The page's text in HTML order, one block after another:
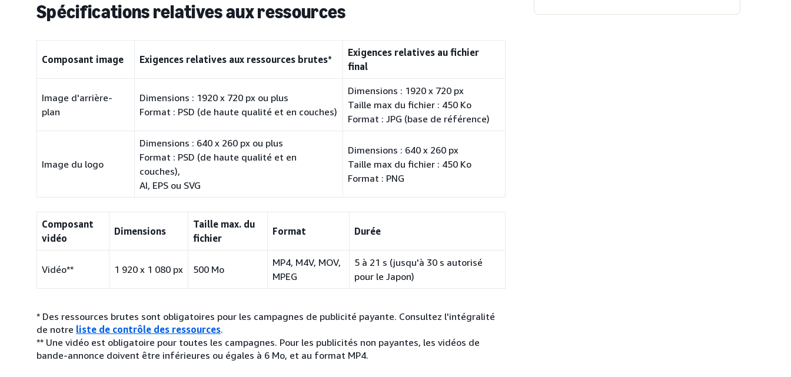
Spécifications relatives aux ressources
Composant image Exigences relatives aux ressources brutes*
Exigences relatives au fichier
final
Image d'arrière-
plan
Dimensions : 1920 x 720 px ou plus
Format : PSD (de haute qualité et en couches)
Dimensions : 1920 x 720 px
Taille max du fichier : 450 Ko
Format : JPG (base de référence)
Image du logo
Dimensions : 640 x 260 px ou plus
Format : PSD (de haute qualité et en
couches),
AI, EPS ou SVG
Dimensions : 640 x 260 px
Taille max du fichier : 450 Ko
Format : PNG
Composant
vidéo
Dimensions
Taille max. du
fichier
Format Durée
Vidéo** 1 920 x 1 080 px 500 Mo
MP4, M4V, MOV,
MPEG
5 à 21 s (jusqu'à 30 s autorisé
pour le Japon)
* Des ressources brutes sont obligatoires pour les campagnes de publicité payante. Consultez l'intégralité
de notre liste de contrôle des ressources.
** Une vidéo est obligatoire pour toutes les campagnes. Pour les publicités non payantes, les vidéos de
bande-annonce doivent être inférieures ou égales à 6 Mo, et au format MP4.